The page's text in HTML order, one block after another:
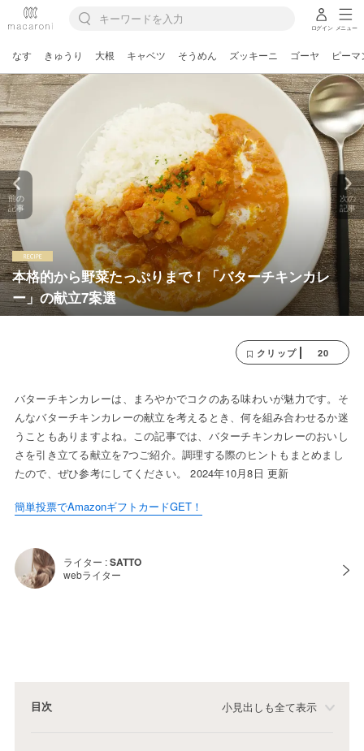
ログイン メニュー
なす きゅうり 大根 キャベツ そうめん ズッキーニ ゴーヤ ピーマ
本格的から野菜たっぷりまで！「バターチキンカレ
ー」の献立7案選
前の
記事
次の
記事
クリップ 20
バターチキンカレーは、まろやかでコクのある味わいが魅力です。そ
んなバターチキンカレーの献立を考えるとき、何を組み合わせるか迷
うこともありますよね。この記事では、バターチキンカレーのおいし
さを引き立てる献立を7つご紹介。調理する際のヒントもまとめまし
たので、ぜひ参考にしてください。 2024年10月8日 更新
簡単投票でAmazonギフトカードGET！
ライター :SATTO
webライター
目次 小見出しも全て表示